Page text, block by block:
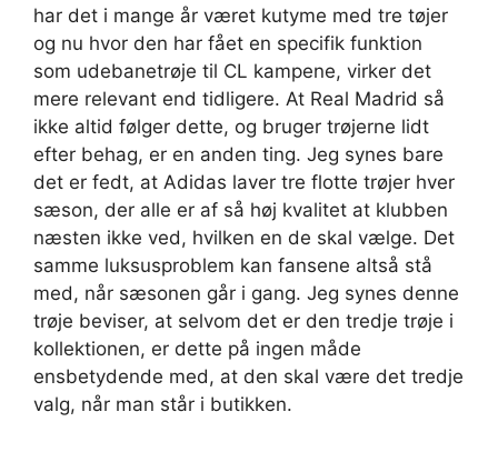
har det i mange år været kutyme med tre tøjer
og nu hvor den har fået en specifik funktion
som udebanetrøje til CL kampene, virker det
mere relevant end tidligere. At Real Madrid så
ikke altid følger dette, og bruger trøjerne lidt
efter behag, er en anden ting. Jeg synes bare
det er fedt, at Adidas laver tre flotte trøjer hver
sæson, der alle er af så høj kvalitet at klubben
næsten ikke ved, hvilken en de skal vælge. Det
samme luksusproblem kan fansene altså stå
med, når sæsonen går i gang. Jeg synes denne
trøje beviser, at selvom det er den tredje trøje i
kollektionen, er dette på ingen måde
ensbetydende med, at den skal være det tredje
valg, når man står i butikken.